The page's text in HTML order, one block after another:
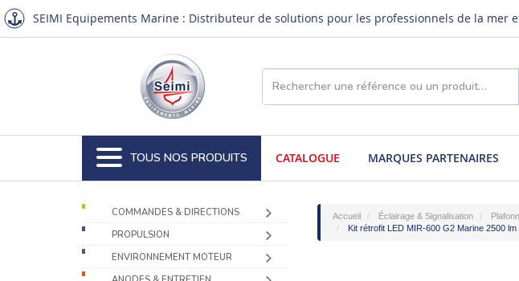
SEIMI Equipements Marine : Distributeur de solutions pour les professionnels de la mer
TOUS NOS PRODUITS CATALOGUE MARQUES PARTENAIRES
COMMANDES & DIRECTIONS
PROPULSION
ENVIRONNEMENT MOTEUR
Accueil Éclairage & Signalisation
Kit rétrofit LED MIR-600 G2 Marine 2500 lm